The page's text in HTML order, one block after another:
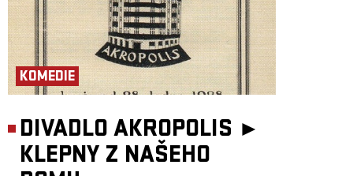
KOMEDIE
DIVADLO AKROPOLIS ►
KLEPNY Z NAŠEHO